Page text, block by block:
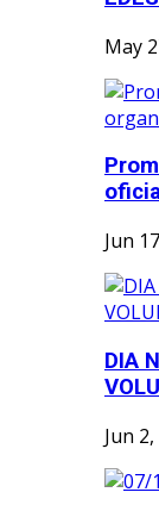
May
Jun
DIA
Jun